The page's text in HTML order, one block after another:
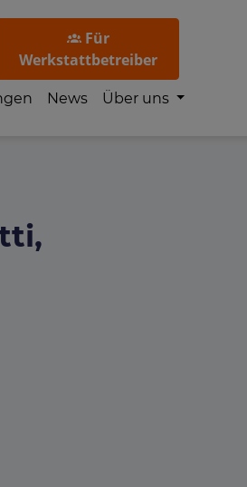
Für
Werkstattbetreiber
News Über uns